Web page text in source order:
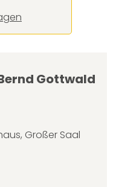
Gottwald
Großer Saal